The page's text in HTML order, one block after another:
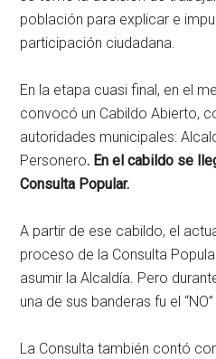
población para explicar e
participación ciudadana.
En la etapa cuasi final, en el
convocó un Cabildo Abierto,
autoridades municipales:
Personero. En el cabildo se
Consulta Popular.
A partir de ese cabildo, el
proceso de la Consulta
asumir la Alcaldía. Pero
una de sus banderas fu el
La Consulta también contó